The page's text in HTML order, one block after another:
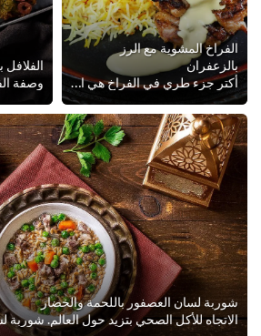
الفلافل
الفراخ المشوية مع الرز
بالزعفران
أكتر جزء طري في الفراخ هي الوراك، والتتبيلة دي ابتكرها احسن الشيفات عندنا. حطينا في التتبيلة دي خلطة توابل الدواجن من كنور، الل...
شوربة لسان العصفور باللحمة والخضار